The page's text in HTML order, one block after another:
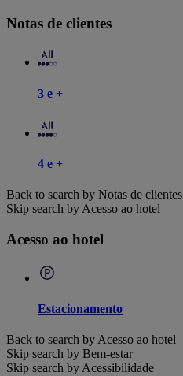
Notas de clientes
3 e +
4 e +
Back to search by Notas de clientes
Skip search by Acesso ao hotel
Acesso ao hotel
Estacionamento
Back to search by Acesso ao hotel
Skip search by Bem-estar
Skip search by Acessibilidade